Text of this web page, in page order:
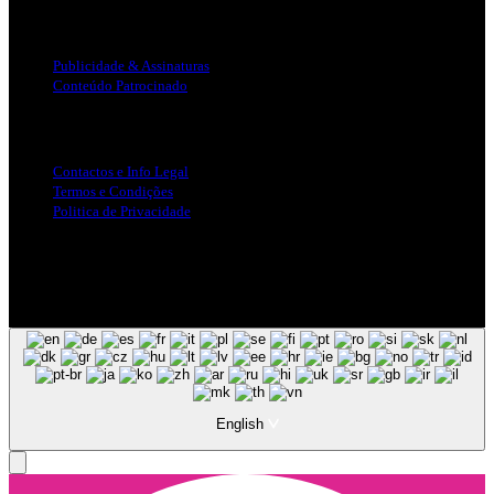
Publicidade & Assinaturas
Conteúdo Patrocinado
Contactos e Info Legal
Termos e Condições
Politica de Privacidade
English